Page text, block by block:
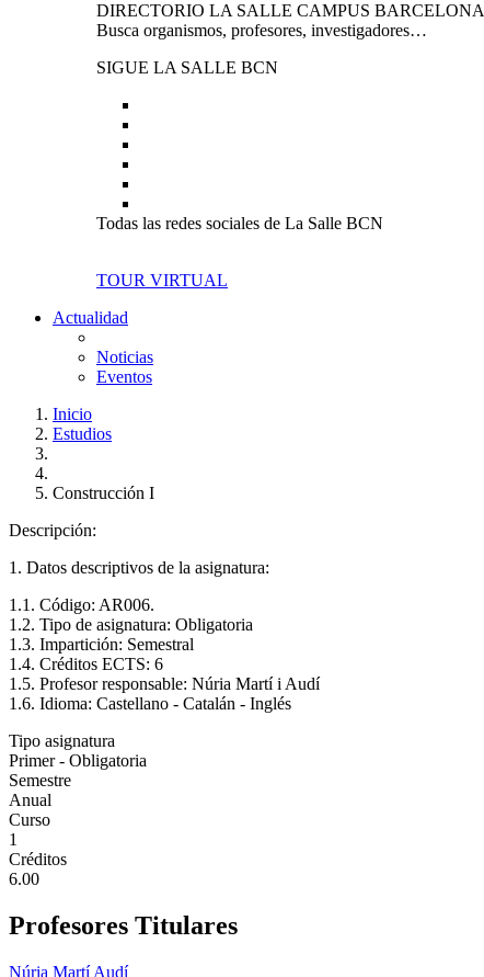
DIRECTORIO LA SALLE CAMPUS BARCELONA
Busca organismos, profesores, investigadores…
SIGUE LA SALLE BCN
Todas las redes sociales de La Salle BCN
TOUR VIRTUAL
Actualidad
Noticias
Eventos
Inicio
Estudios
Construcción I
Descripción:
1. Datos descriptivos de la asignatura:
1.1. Código: AR006.
1.2. Tipo de asignatura: Obligatoria
1.3. Impartición: Semestral
1.4. Créditos ECTS: 6
1.5. Profesor responsable: Núria Martí i Audí
1.6. Idioma: Castellano - Catalán - Inglés
Tipo asignatura
Primer - Obligatoria
Semestre
Anual
Curso
1
Créditos
6.00
Profesores Titulares
Núria Martí Audí